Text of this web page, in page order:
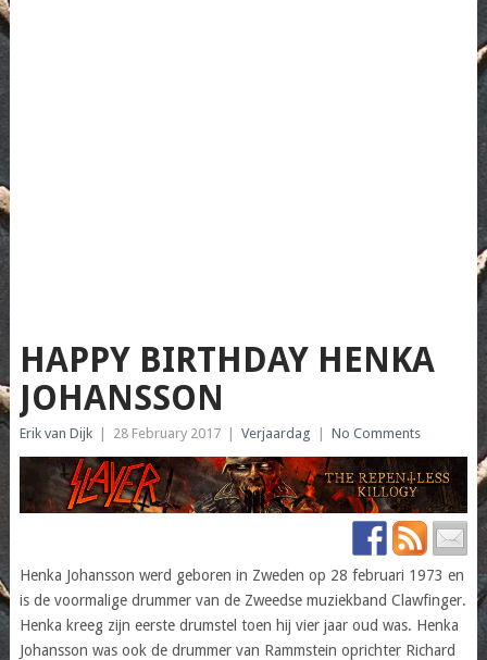
HAPPY BIRTHDAY HENKA
JOHANSSON
Erik van Dijk 28 February 2017 Verjaardag No Comments
Henka Johansson werd geboren in Zweden op 28 februari 1973 en
is de voormalige drummer van de Zweedse muziekband Clawfinger.
Henka kreeg zijn eerste drumstel toen hij vier jaar oud was. Henka
Johansson was ook de drummer van Rammstein oprichter Richard